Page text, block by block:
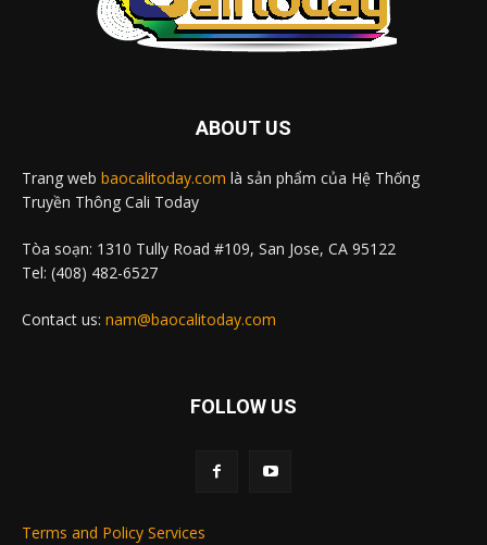
ABOUT US
Trang web baocalitoday.com là sản phẩm của Hệ Thống
Truyền Thông Cali Today
Tòa soạn: 1310 Tully Road #109, San Jose, CA 95122
Tel: (408) 482-6527
Contact us: nam@baocalitoday.com
FOLLOW US
Terms and Policy Services